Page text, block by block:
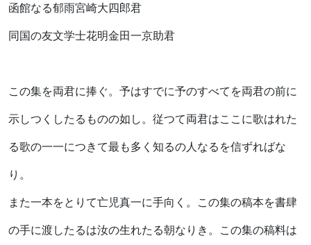
函館なる郁雨宮崎大四郎君
同国の友文学士花明金田一京助君
この集を両君に捧ぐ。予はすでに予のすべてを両君の前に
示しつくしたるものの如し。従つて両君はここに歌はれた
る歌の一一につきて最も多く知るの人なるを信ずればな
り。
また一本をとりて亡児真一に手向く。この集の稿本を書肆
の手に渡したるは汝の生れたる朝なりき。この集の稿料は